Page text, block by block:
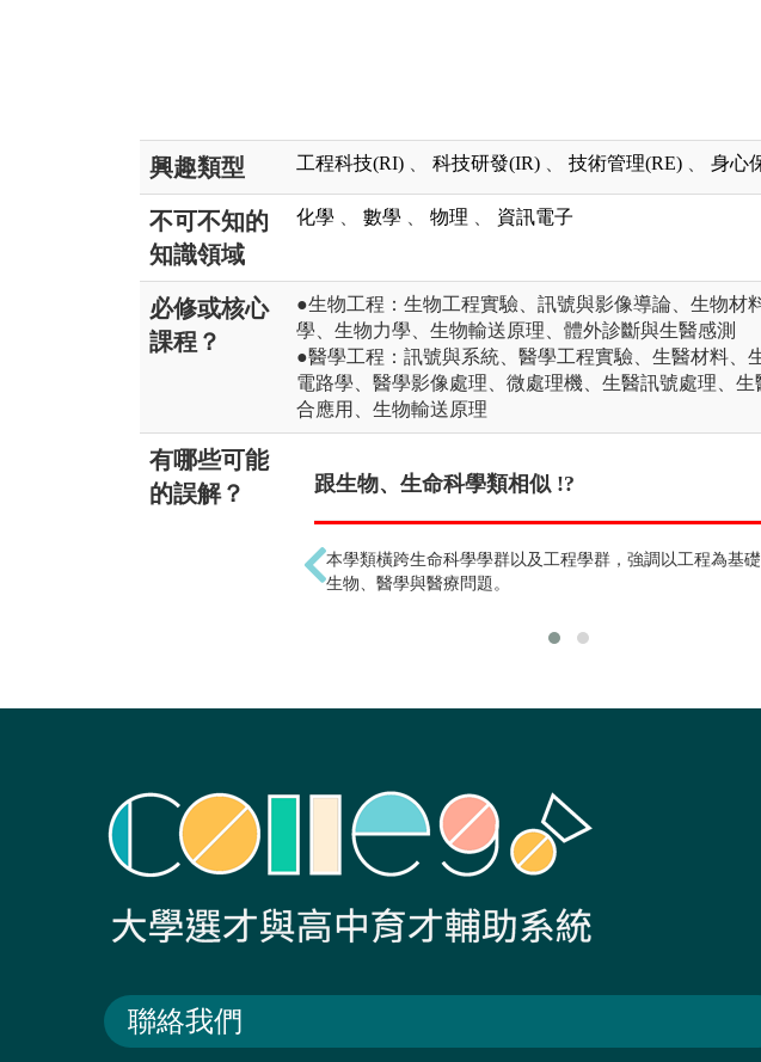
興趣類型 工程科技(RI) 科技研發(IR) 技術管理(RE) 身心
不可不知的
知識領域
化學 數學 物理 資訊電子
必修或核心
課程？
●生物工程：生物工程實驗、訊號與影像導論、生物材
學、生物力學、生物輸送原理、體外診斷與生醫感測
●醫學工程：訊號與系統、醫學工程實驗、生醫材料、
電路學、醫學影像處理、微處理機、生醫訊號處理、生
合應用、生物輸送原理
有哪些可能
的誤解？
跟生物、生命科學類相似 !?
本學類橫跨生命科學學群以及工程學群，強調以工程為基
生物、醫學與醫療問題。
聯絡我們